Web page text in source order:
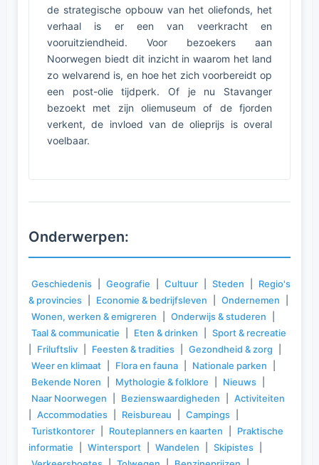
de strategische opbouw van het oliefonds, het
verhaal is er een van veerkracht en
vooruitziendheid. Voor bezoekers aan
Noorwegen biedt dit inzicht in waarom het land
zo welvarend is, en hoe het zich voorbereidt op
een post-olie tijdperk. Of je nu Stavanger
bezoekt met zijn oliemuseum of de fjorden
verkent, de invloed van de olieprijs is overal
voelbaar.
Onderwerpen:
Geschiedenis Geografie Cultuur Steden
Regio's
& provincies
Economie & bedrijfsleven Ondernemen
Wonen, werken & emigreren
Onderwijs & studeren
Taal & communicatie
Eten & drinken
Sport & recreatie
Friluftsliv Feesten & tradities Gezondheid & zorg
Weer en klimaat
Flora en fauna Nationale parken
Bekende Noren
Mythologie & folklore Nieuws
Naar Noorwegen
Bezienswaardigheden
Activiteiten
Accommodaties Reisbureau Campings
Turistkontorer
Routeplanners en kaarten
Praktische
informatie
Wintersport Wandelen Skipistes